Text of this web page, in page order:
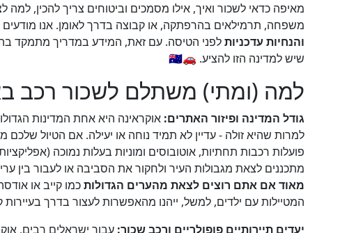
מאיפה כדאי לשכור ואיך, אילו מסמכים וביטוחים צריך להכין,
משפחה, תרמילאים בהרפתקה, או קבוצה בדרך לאומן. אנו מודעים לכך שכיום (2026) חלקים מאוקראינה עדיין מושפעים ממצב מדיני
והנחיות עדכניותלפני הטיסה. עם זאת, המידע במדריך מתמקד
שיש למדינה הזו להציע. 🚗🇺🇦
למה (ומתי) משתלם לשכור רכב
גודל המדינה ופיזור האתרים:
למרות שהיא זולה - עדיין לא תמיד נוחה או יעילה. אם הטיול
מתכננים לצאת מגבולות העיר ולחקור את הסביבה או לעבור בין
מאוד אם אתם רוצים לצאת מהערים הגדולותכמו קייב או
המטיילות עם ילדים, למשל, ייהנו מהאפשרות לעצור בדרך
יעדים תיירותיים פופולריים ורכב שכור: עבור ישראלים רבים,